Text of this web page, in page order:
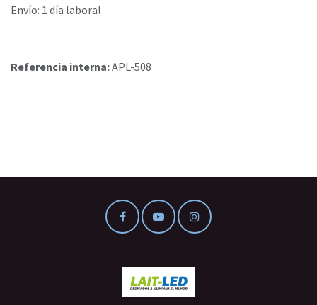
Envío: 1 día laboral
Referencia interna:APL-508